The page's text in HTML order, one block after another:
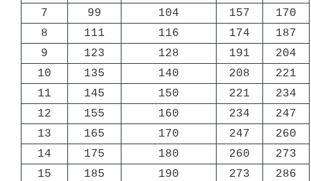
7
99 104 157
170
8
111 116 174
187
9
123 128 191
204
10
135 140 208
221
11
145 150 221
234
12
155 160 234
247
13
165 170 247
260
14
175 180 260
273
15
185 190 273
286